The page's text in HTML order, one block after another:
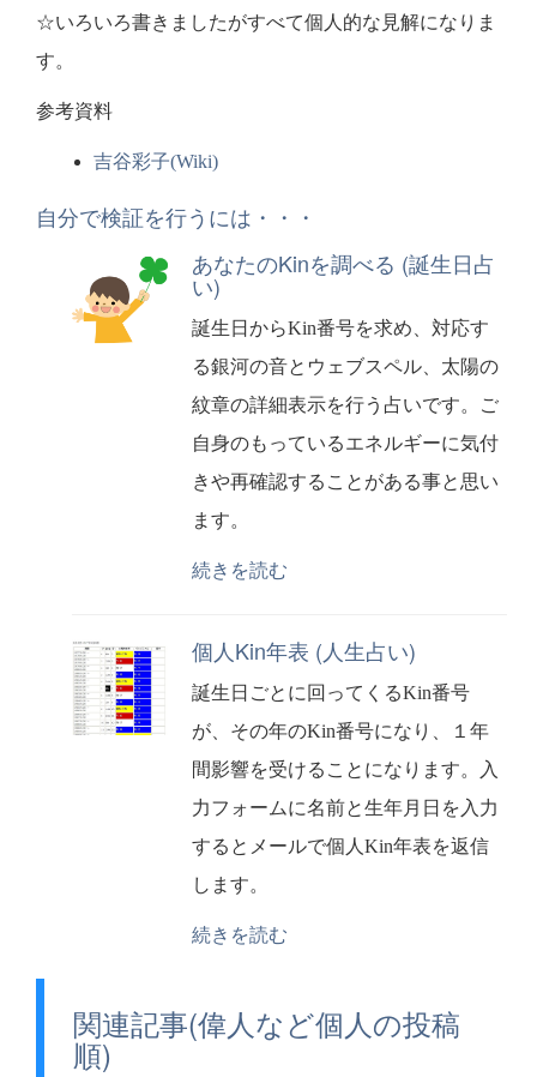
☆いろいろ書きましたがすべて個人的な見解になりま
す。
参考資料
吉谷彩子(Wiki)
自分で検証を行うには・・・
あなたのKinを調べる (誕生日占
い)
誕生日からKin番号を求め、対応す
る銀河の音とウェブスペル、太陽の
紋章の詳細表示を行う占いです。ご
自身のもっているエネルギーに気付
きや再確認することがある事と思い
ます。
続きを読む
個人Kin年表 (人生占い)
誕生日ごとに回ってくるKin番号
が、その年のKin番号になり、１年
間影響を受けることになります。入
力フォームに名前と生年月日を入力
するとメールで個人Kin年表を返信
します。
続きを読む
関連記事(偉人など個人の投稿
順)